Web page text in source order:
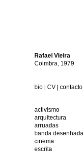
Rafael Vieira
Coimbra, 1979
bio CV contacto
activismo
arquitectura
arruadas
banda desenhada
cinema
escrita